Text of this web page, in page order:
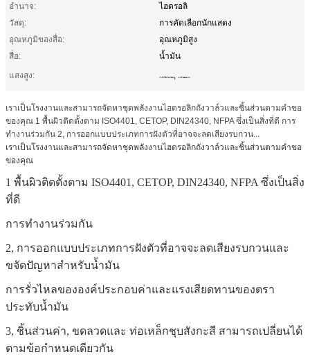
อำนาจ:
ไฮดรอลิ
วัสดุ:
การคัดเลือกนักแสดง
อุณหภูมิของสื่อ:
อุณหภูมิสูง
สื่อ:
น้ำมัน
แสงสูง:
วาล์วไฮโดรลิค , วาล์วทิศทาง
เราเป็นโรงงานและสามารถจัดหาชุดพลังงานไฮดรอลิกถังวาล์วและชิ้นส่วนตามคำขอ
ของคุณ 1 พื้นผิวติดตั้งตาม ISO4401, CETOP, DIN24340, NFPA ซึ่งเป็นสิ่งที่ดี การ
ทำงานร่วมกัน 2, การออกแบบประเภทการฝังตัวที่อาจจะลดเสียงรบกวน...
เราเป็นโรงงานและสามารถจัดหาชุดพลังงานไฮดรอลิกถังวาล์วและชิ้นส่วนตามคำขอ
ของคุณ
1 พื้นผิวติดตั้งตาม ISO4401, CETOP, DIN24340, NFPA ซึ่งเป็นสิ่ง
ที่ดี
การทำงานร่วมกัน
2, การออกแบบประเภทการฝังตัวที่อาจจะลดเสียงรบกวนและ
ขจัดปัญหาสำหรับน้ำมัน
การรั่วไหลขององค์ประกอบค่าและแรงเสียดทานของตรา
ประทับน้ำมัน
3, ชิ้นส่วนค่า, ขดลวดและ ท่อเหล็กชุบสังกะสี สามารถเปลี่ยนได้
ตามข้อกำหนดเดียวกัน